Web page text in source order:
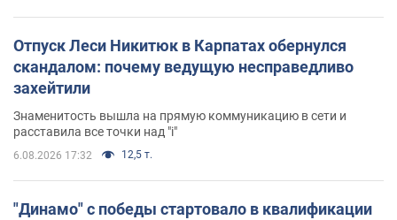
Отпуск Леси Никитюк в Карпатах обернулся
скандалом: почему ведущую несправедливо
захейтили
Знаменитость вышла на прямую коммуникацию в сети и
расставила все точки над "i"
6.08.2026 17:32 12,5 т.
"Динамо" с победы стартовало в квалификации